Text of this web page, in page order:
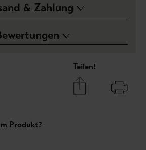
& Zahlung
Teilen!
Produkt?